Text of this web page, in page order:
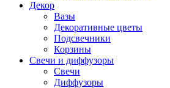
Декор
Вазы
Декоративные цветы
Подсвечники
Корзины
Свечи и диффузоры
Свечи
Диффузоры